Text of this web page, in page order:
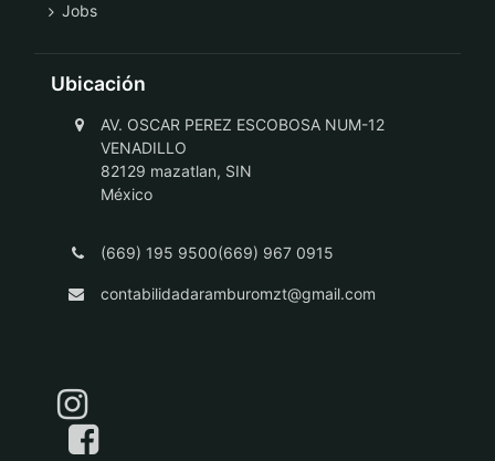
Jobs
Ubicación
AV. OSCAR PEREZ ESCOBOSA NUM-12
VENADILLO
82129 mazatlan, SIN
México
(669) 195 9500(669) 967 0915
contabilidadaramburomzt@gmail.com